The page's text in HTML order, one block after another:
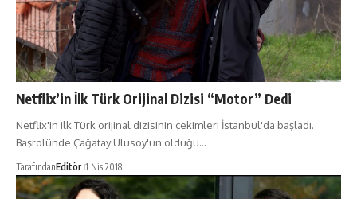
Netflix’in İlk Türk Orijinal Dizisi “Motor” Dedi
Netflix'in ilk Türk orijinal dizisinin çekimleri İstanbul'da başladı.
Başrolünde Çağatay Ulusoy'un olduğu…
TarafındanEditör 1 Nis 2018